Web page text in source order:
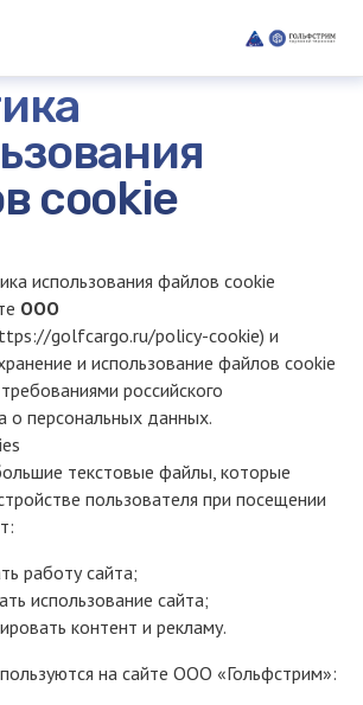
использования файлов cookie
ООО
golfcargo.ru/policy-cookie) и
и использование файлов cookie
российского
о персональных данных.
текстовые файлы, которые
пользователя при посещении
работу сайта;
использование сайта;
контент и рекламу.
на сайте ООО «Гольфстрим»: